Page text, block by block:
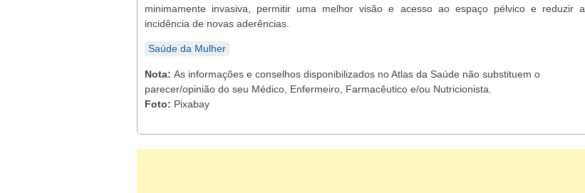
minimamente invasiva, permitir uma melhor visão e acesso ao espaço pélvico e reduzir a
incidência de novas aderências.
Saúde da Mulher
Nota: As informações e conselhos disponibilizados no Atlas da Saúde não substituem o
parecer/opinião do seu Médico, Enfermeiro, Farmacêutico e/ou Nutricionista.
Foto: Pixabay